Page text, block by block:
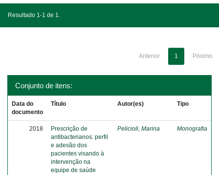
Resultado 1-1 de 1.
Anterior 1 Póximo
Conjunto de itens:
Data do
documento
Título Autor(es) Tipo
2018
Prescrição de
antibacterianos: perfil
e adesão dos
pacientes visando à
intervenção na
equipe de saúde
Pelicioli, Marina Monografia